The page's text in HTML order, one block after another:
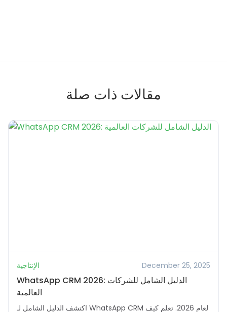
مقالات ذات صلة
الإنتاجية December 25, 2025
WhatsApp CRM 2026: الدليل الشامل للشركات
العالمية
اكتشف الدليل الشامل لـ WhatsApp CRM لعام 2026. تعلم كيف